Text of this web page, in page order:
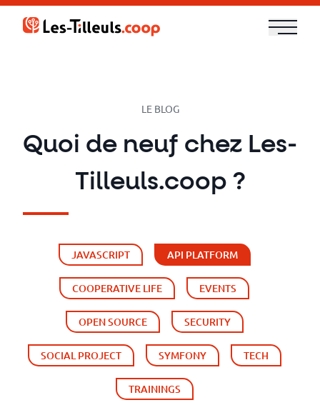
Aller
Trainings
Cloud
and
Security
Technologies
Our
references
LE BLOG
Quoi de neuf chez Les-
Tilleuls.coop ?
JAVASCRIPT API PLATFORM
COOPERATIVE LIFE EVENTS
OPEN SOURCE SECURITY
SOCIAL PROJECT SYMFONY TECH
TRAININGS